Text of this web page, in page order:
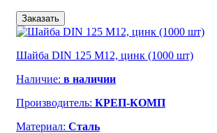
Заказать
Шайба DIN 125 М12, цинк (1000 шт)
Наличие: в наличии
Производитель: КРЕП-КОМП
Материал: Сталь